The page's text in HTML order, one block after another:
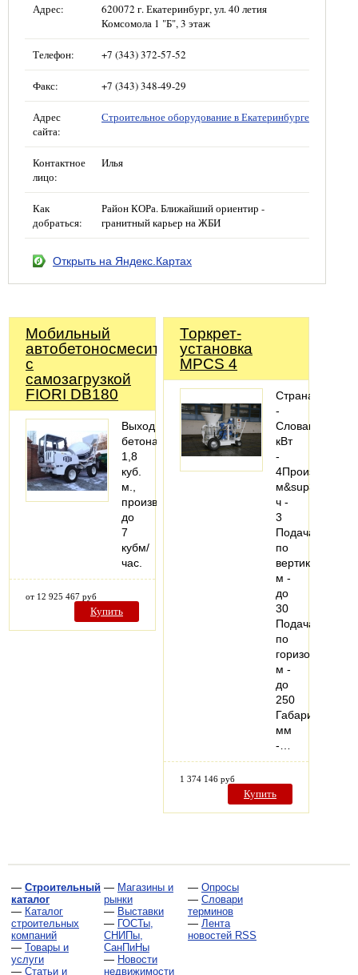
Адрес:
620072 г. Екатеринбург, ул. 40 летия
Комсомола 1 "Б", 3 этаж
Телефон: +7 (343) 372-57-52
Факс: +7 (343) 348-49-29
Адрес
сайта:
Строительное оборудование в Екатеринбурге
Контактное
лицо:
Илья
Как
добраться:
Район КОРа. Ближайший ориентир -
гранитный карьер на ЖБИ
Открыть на Яндекс.Картах
Мобильный
автобетоносмеситель
с
самозагрузкой
FIORI DB180
Выход
бетона
1,8
куб.
м.,
производительность
до
7
кубм/
час.
от 12 925 467 руб
Купить
Торкрет-
установка
MPCS 4
Страна
-
кВт
-
м&sup3;/
ч -
3
Подача
по
вертикали,
м -
до
30
Подача
по
горизонтали,
м -
до
250
Габариты,
мм
-…
1 374 146 руб
Купить
— Строительный
каталог
— Каталог
строительных
компаний
— Товары и
услуги
— Статьи и
— Магазины и
рынки
— Выставки
— ГОСТы,
СНИПы,
СанПиНы
— Новости
недвижимости
— Опросы
— Словари
терминов
— Лента
новостей RSS